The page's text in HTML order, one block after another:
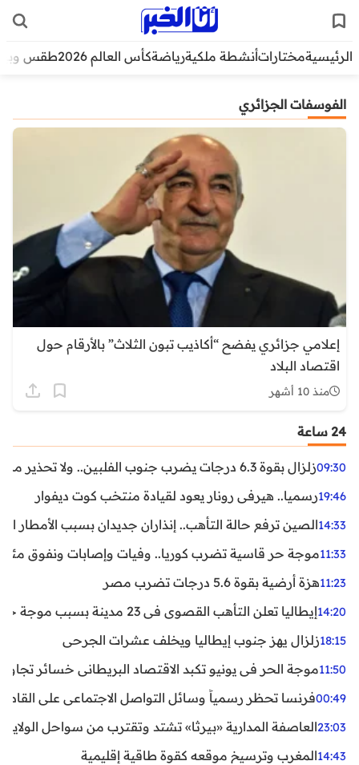
الرئيسيةمختاراتأنشطة ملكيةرياضةكأس العالم 2026 طقس
الفوسفات الجزائري
إعلامي جزائري يفضح “أكاذيب تبون الثلاث” بالأرقام حول
اقتصاد البلاد
منذ 10 أشهر
24 ساعة
09:30زلزال بقوة 6.3 درجات يضرب جنوب الفلبين.. ولا تحذير من تسونامي حتى الآن
19:46رسميا.. هيرفي رونار يعود لقيادة منتخب كوت ديفوار
14:33الصين ترفع حالة التأهب.. إنذاران جديدان بسبب الأمطار
11:33موجة حر قاسية تضرب كوريا.. وفيات وإصابات ونفوق مئات
11:23هزة أرضية بقوة 5.6 درجات تضرب مصر
14:20إيطاليا تعلن التأهب القصوى في 23 مدينة بسبب موجة حر شديدة
18:15زلزال يهز جنوب إيطاليا ويخلف عشرات الجرحى
11:50موجة الحر في يونيو تكبد الاقتصاد البريطاني خسائر تجاوزت 1.5 مليار
00:49فرنسا تحظر رسمياً وسائل التواصل الاجتماعي على القاصرين
23:03العاصفة المدارية «بيرثا» تشتد وتقترب من سواحل
14:43المغرب وترسيخ موقعه كقوة طاقية إقليمية